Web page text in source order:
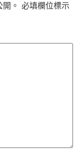
。 必填欄位標示